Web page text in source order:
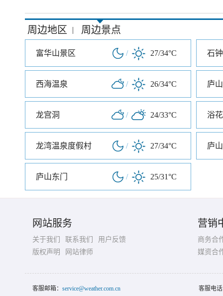
周边地区 | 周边景点
富华山景区 / 27/34°C 石
西海温泉 / 26/34°C 庐
龙宫洞 / 24/33°C 浴
龙湾温泉度假村 / 27/34°C 庐
庐山东门 / 25/31°C
网站服务
关于我们 联系我们
用户反馈
版权声明
网站律师
营销
商务合
媒资合
客服邮箱： service@weather.com.cn 客服电